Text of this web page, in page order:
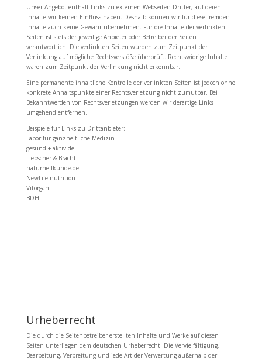
Unser Angebot enthält Links zu externen Webseiten Dritter, auf deren
Inhalte wir keinen Einfluss haben. Deshalb können wir für diese fremden
Inhalte auch keine Gewähr übernehmen. Für die Inhalte der verlinkten
Seiten ist stets der jeweilige Anbieter oder Betreiber der Seiten
verantwortlich. Die verlinkten Seiten wurden zum Zeitpunkt der
Verlinkung auf mögliche Rechtsverstöße überprüft. Rechtswidrige Inhalte
waren zum Zeitpunkt der Verlinkung nicht erkennbar.
Eine permanente inhaltliche Kontrolle der verlinkten Seiten ist jedoch ohne
konkrete Anhaltspunkte einer Rechtsverletzung nicht zumutbar. Bei
Bekanntwerden von Rechtsverletzungen werden wir derartige Links
umgehend entfernen.
Beispiele für Links zu Drittanbieter:
Labor für ganzheitliche Medizin
gesund + aktiv.de
Liebscher & Bracht
naturheilkunde.de
NewLife nutrition
Vitorgan
BDH
Urheberrecht
Die durch die Seitenbetreiber erstellten Inhalte und Werke auf diesen
Seiten unterliegen dem deutschen Urheberrecht. Die Vervielfältigung,
Bearbeitung, Verbreitung und jede Art der Verwertung außerhalb der